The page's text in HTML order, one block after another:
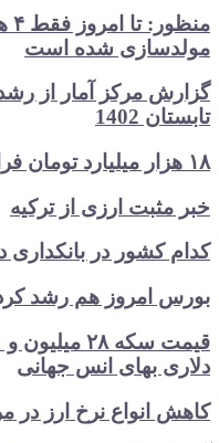
منظور: تا
شده است
ارزی از ترکیه
در بانکداری
هم رشد کرد
بهای انس جهانی
نرخ ارز در مرکز